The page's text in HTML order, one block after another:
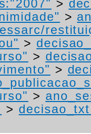
>
>
>
>
>
>
>